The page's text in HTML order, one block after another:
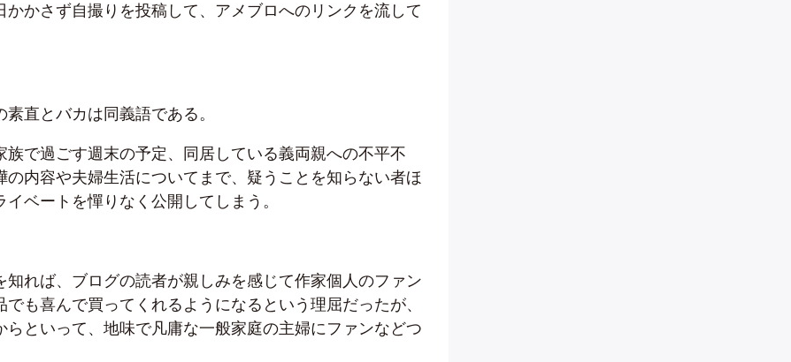
かかさず自撮りを投稿して、アメブロへのリンクを流して
直とバカは同義語である。
族で過ごす週末の予定、同居している義両親への不平不
の内容や夫婦生活についてまで、疑うことを知らない者ほ
イベートを憚りなく公開してしまう。
知れば、ブログの読者が親しみを感じて作家個人のファン
も喜んで買ってくれるようになるという理屈だったが、
らといって、地味で凡庸な一般家庭の主婦にファンなどつ